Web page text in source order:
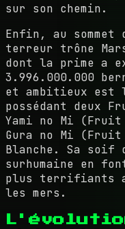
sur son chemin.
Enfin, au sommet
terreur trône
dont la prime a
3.996.000.000
et ambitieux est
possédant deux
Yami no Mi
Gura no Mi (Fruit
Blanche. Sa soif
surhumaine en
plus terrifiants
les mers.